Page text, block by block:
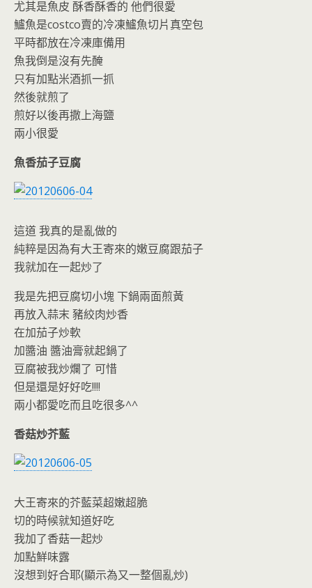
尤其是魚皮 酥香酥香的 他們很愛
鱸魚是costco賣的冷凍鱸魚切片真空包
平時都放在冷凍庫備用
魚我倒是沒有先醃
只有加點米酒抓一抓
然後就煎了
煎好以後再撒上海鹽
兩小很愛
魚香茄子豆腐
這道 我真的是亂做的
純粹是因為有大王寄來的嫩豆腐跟茄子
我就加在一起炒了
我是先把豆腐切小塊 下鍋兩面煎黃
再放入蒜末 豬絞肉炒香
在加茄子炒軟
加醬油 醬油膏就起鍋了
豆腐被我炒爛了 可惜
但是還是好好吃!!!!
兩小都愛吃而且吃很多^^
香菇炒芥藍
大王寄來的芥藍菜超嫩超脆
切的時候就知道好吃
我加了香菇一起炒
加點鮮味露
沒想到好合耶(顯示為又一整個亂炒)